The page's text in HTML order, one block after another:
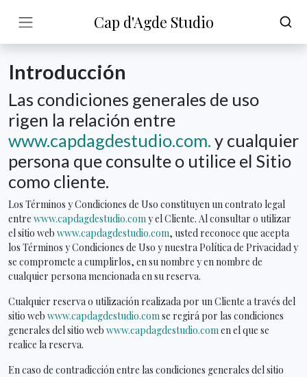
Cap d'Agde Studio
Introducción
Las condiciones generales de uso
rigen la relación entre
www.capdagdestudio.com. y cualquier
persona que consulte o utilice el Sitio
como cliente.
Los Términos y Condiciones de Uso constituyen un contrato legal
entre www.capdagdestudio.comy el Cliente. Al consultar o utilizar
el sitio web www.capdagdestudio.com, usted reconoce que acepta
los Términos y Condiciones de Uso y nuestra Política de Privacidad y
se compromete a cumplirlos, en su nombre y en nombre de
cualquier persona mencionada en su reserva.
Cualquier reserva o utilización realizada por un Cliente a través del
sitio web www.capdagdestudio.comse regirá por las condiciones
generales del sitio web www.capdagdestudio.comen el que se
realice la reserva.
En caso de contradicción entre las condiciones generales del sitio